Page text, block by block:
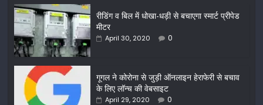
रीडिंग व बिल में धोखा-धड़ी से बचाएगा स्मार्ट प्रीपेड
मीटर
April 30, 2020 0
गूगल ने कोरोना से जुड़ी ऑनलाइन हेराफेरी से बचाव
के लिए लॉन्च की वेबसाइट
April 29, 2020 0